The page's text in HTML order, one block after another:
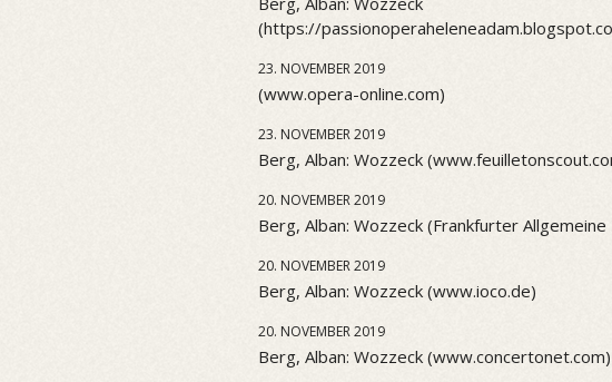
(https://
23. NOVEMBER 2019
(www.opera-online.com)
23. NOVEMBER 2019
Berg, Alban: Wozzeck
20. NOVEMBER 2019
Berg, Alban: Wozzeck (Frankfurter Allgemeine
20. NOVEMBER 2019
Berg, Alban: Wozzeck (www.ioco.de)
20. NOVEMBER 2019
Berg, Alban: Wozzeck (www.concertonet.com)